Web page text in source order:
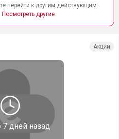
перейти к другим действующим
Посмотреть другие
7 дней назад
Акции